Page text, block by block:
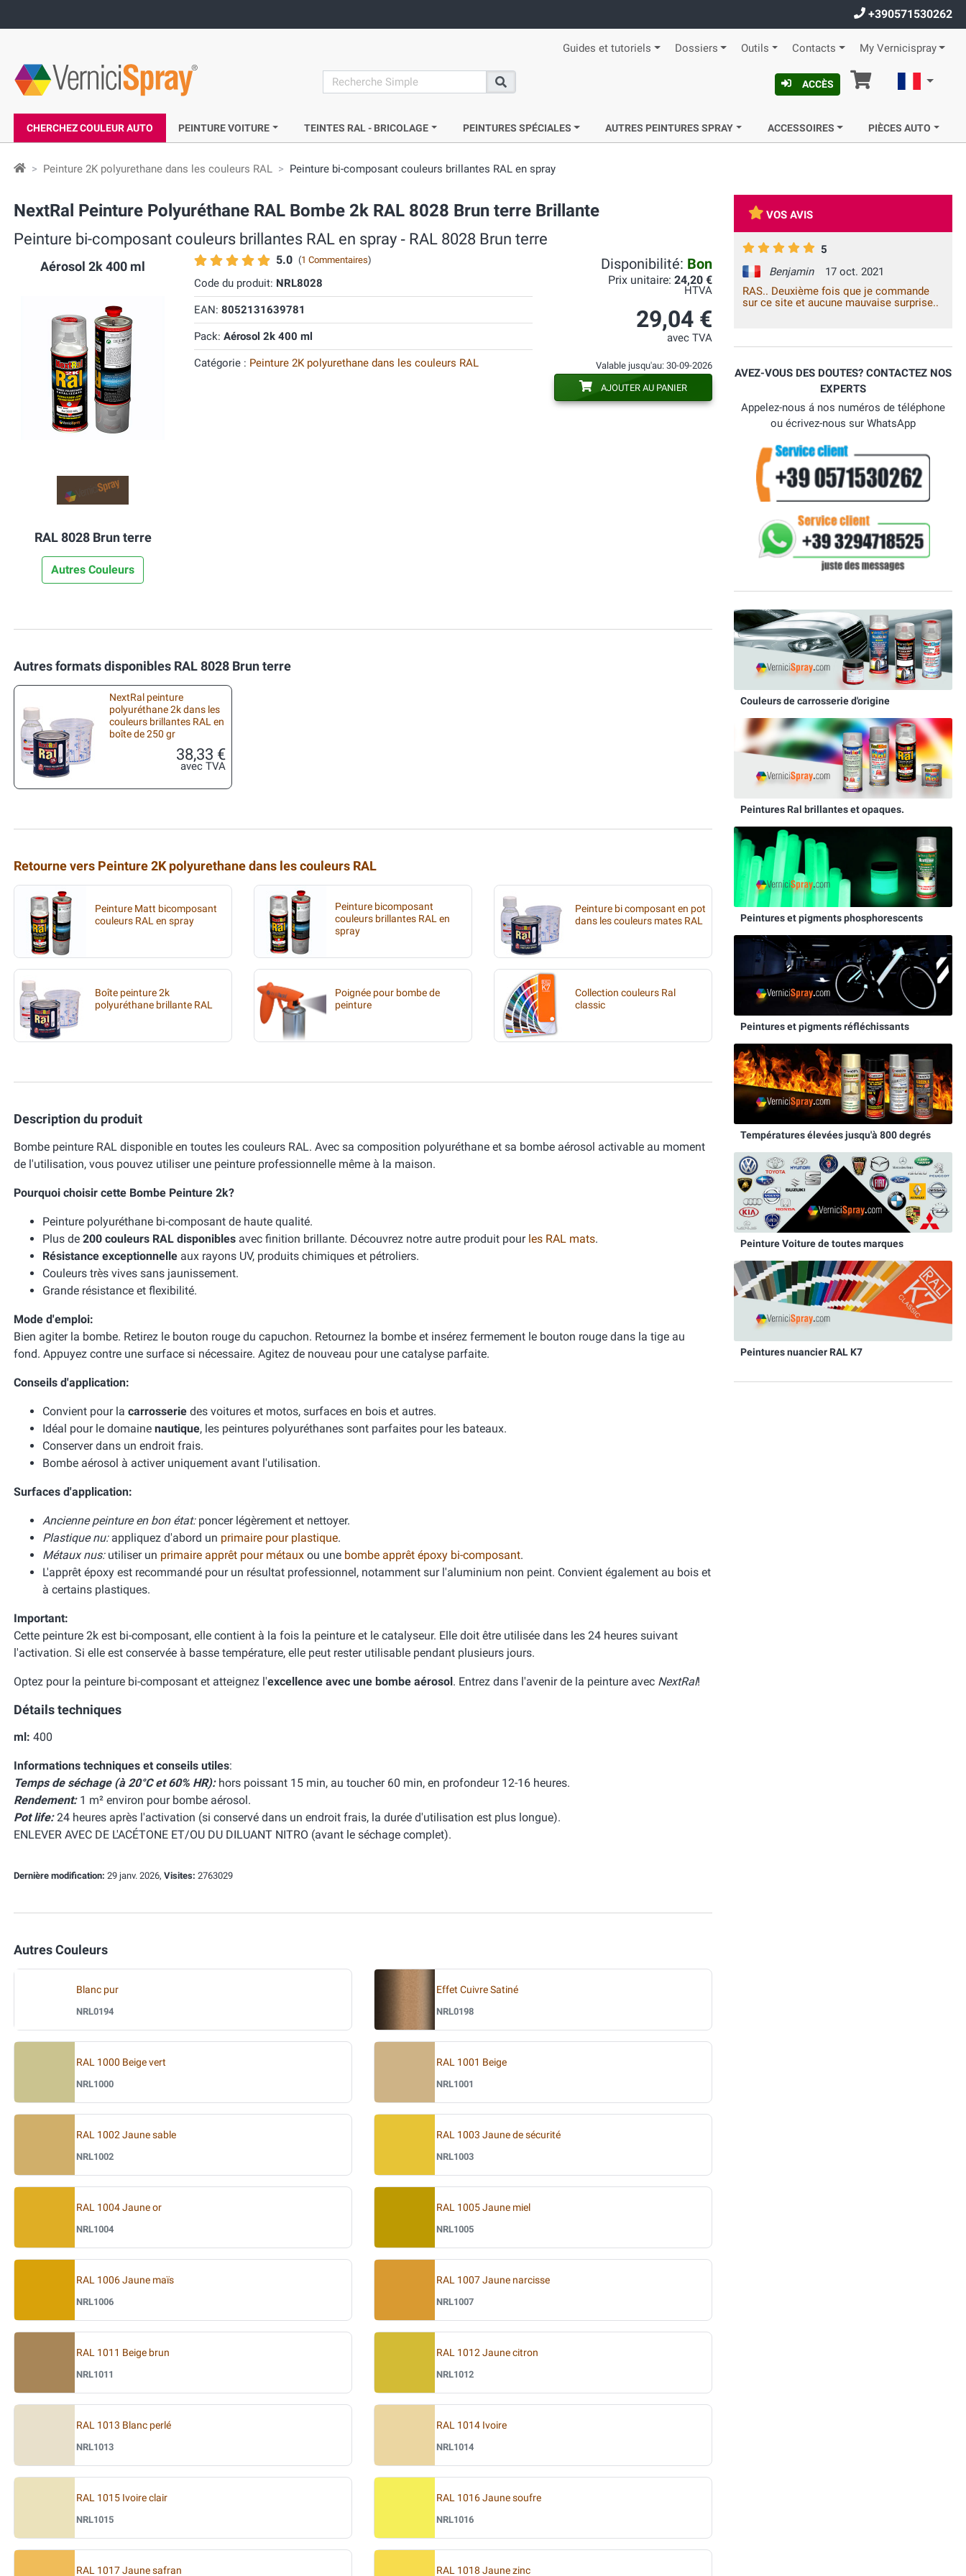
+390571530262
Guides et tutoriels Dossiers Outils Contacts My Vernicispray
search
Recherche
ACCÈS Panier
CHERCHEZ COULEUR AUTO PEINTURE VOITURE TEINTES RAL - BRICOLAGE PEINTURES SPÉCIALES AUTRES PEINTURES SPRAY ACCESSOIRES PIÈCES AUTO
Peinture 2K polyurethane dans les couleurs RAL Peinture bi-composant couleurs brillantes RAL en spray
NextRal Peinture Polyuréthane RAL Bombe 2k RAL 8028 Brun terre Brillante
Peinture bi-composant couleurs brillantes RAL en spray ‐ RAL 8028 Brun terre
Aérosol 2k 400 ml
RAL 8028 Brun terre
Autres Couleurs
5.0 (1 Commentaires)
Code du produit: NRL8028
EAN: 8052131639781
Pack: Aérosol 2k 400 ml
Catégorie : Peinture 2K polyurethane dans les couleurs RAL
Disponibilité: Bon
Prix unitaire: 24,20 €
HTVA
29,04 €
avec TVA
Valable jusqu'au: 30-09-2026
AJOUTER AU PANIER
Autres formats disponibles RAL 8028 Brun terre
NextRal peinture
polyuréthane 2k dans les
couleurs brillantes RAL en
boîte de 250 gr
38,33 €
avec TVA
Retourne vers Peinture 2K polyurethane dans les couleurs RAL
Peinture Matt bicomposant
couleurs RAL en spray
Peinture bicomposant
couleurs brillantes RAL en
spray
Peinture bi composant en pot
dans les couleurs mates RAL
Boîte peinture 2k
polyuréthane brillante RAL
Poignée pour bombe de
peinture
Collection couleurs Ral
classic
Description du produit
Bombe peinture RAL disponible en toutes les couleurs RAL. Avec sa composition polyuréthane et sa bombe aérosol activable au moment
de l'utilisation, vous pouvez utiliser une peinture professionnelle même à la maison.
Pourquoi choisir cette Bombe Peinture 2k?
Peinture polyuréthane bi-composant de haute qualité.
Plus de 200 couleurs RAL disponibles avec finition brillante. Découvrez notre autre produit pour les RAL mats.
Résistance exceptionnelle aux rayons UV, produits chimiques et pétroliers.
Couleurs très vives sans jaunissement.
Grande résistance et flexibilité.
Mode d'emploi:
Bien agiter la bombe. Retirez le bouton rouge du capuchon. Retournez la bombe et insérez fermement le bouton rouge dans la tige au
fond. Appuyez contre une surface si nécessaire. Agitez de nouveau pour une catalyse parfaite.
Conseils d'application:
Convient pour la carrosserie des voitures et motos, surfaces en bois et autres.
Idéal pour le domaine nautique, les peintures polyuréthanes sont parfaites pour les bateaux.
Conserver dans un endroit frais.
Bombe aérosol à activer uniquement avant l'utilisation.
Surfaces d'application:
Ancienne peinture en bon état:poncer légèrement et nettoyer.
Plastique nu:appliquez d'abord un primaire pour plastique.
Métaux nus:utiliser un primaire apprêt pour métaux ou une bombe apprêt époxy bi-composant.
L'apprêt époxy est recommandé pour un résultat professionnel, notamment sur l'aluminium non peint. Convient également au bois et
à certains plastiques.
Important:
Cette peinture 2k est bi-composant, elle contient à la fois la peinture et le catalyseur. Elle doit être utilisée dans les 24 heures suivant
l'activation. Si elle est conservée à basse température, elle peut rester utilisable pendant plusieurs jours.
Optez pour la peinture bi-composant et atteignez l'excellence avec une bombe aérosol. Entrez dans l'avenir de la peinture avec NextRal!
Détails techniques
ml: 400
Informations techniques et conseils utiles:
Temps de séchage (à 20°C et 60% HR):hors poissant 15 min, au toucher 60 min, en profondeur 12-16 heures.
Rendement:1 m² environ pour bombe aérosol.
Pot life:24 heures après l'activation (si conservé dans un endroit frais, la durée d'utilisation est plus longue).
ENLEVER AVEC DE L'ACÉTONE ET/OU DU DILUANT NITRO (avant le séchage complet).
Dernière modification: 29 janv. 2026, Visites: 2763029
Autres Couleurs
Blanc pur
NRL0194
Effet Cuivre Satiné
NRL0198
RAL 1000 Beige vert
NRL1000
RAL 1001 Beige
NRL1001
RAL 1002 Jaune sable
NRL1002
RAL 1003 Jaune de sécurité
NRL1003
RAL 1004 Jaune or
NRL1004
RAL 1005 Jaune miel
NRL1005
RAL 1006 Jaune maïs
NRL1006
RAL 1007 Jaune narcisse
NRL1007
RAL 1011 Beige brun
NRL1011
RAL 1012 Jaune citron
NRL1012
RAL 1013 Blanc perlé
NRL1013
RAL 1014 Ivoire
NRL1014
RAL 1015 Ivoire clair
NRL1015
RAL 1016 Jaune soufre
NRL1016
RAL 1017 Jaune safran RAL 1018 Jaune zinc
VOS AVIS
5
Benjamin
17 oct. 2021
RAS.. Deuxième fois que je commande
sur ce site et aucune mauvaise surprise..
AVEZ-VOUS DES DOUTES? CONTACTEZ NOS
EXPERTS
Appelez-nous á nos numéros de téléphone
ou écrivez-nous sur WhatsApp
Couleurs de carrosserie d'origine
Peintures Ral brillantes et opaques.
Peintures et pigments phosphorescents
Peintures et pigments réfléchissants
Températures élevées jusqu'à 800 degrés
Peinture Voiture de toutes marques
Peintures nuancier RAL K7